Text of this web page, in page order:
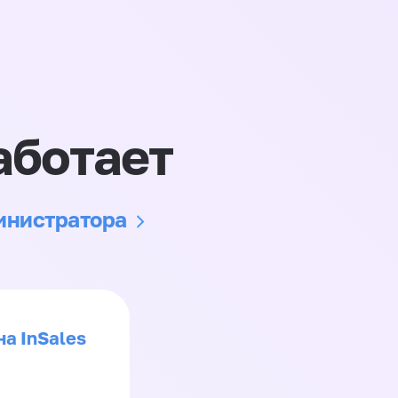
InSales